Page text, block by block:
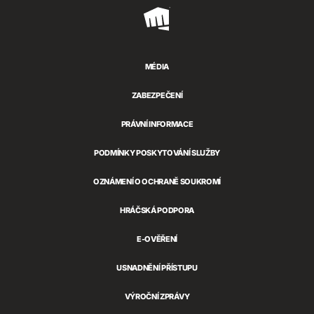
Riot
MÉDIA
ZABEZPEČENÍ
PRÁVNÍ INFORMACE
PODMÍNKY POSKYTOVÁNÍ SLUŽBY
OZNÁMENÍ O OCHRANĚ SOUKROMÍ
HRÁČSKÁ PODPORA
E-OVĚŘENÍ
USNADNĚNÍ PŘÍSTUPU
VÝROČNÍ ZPRÁVY